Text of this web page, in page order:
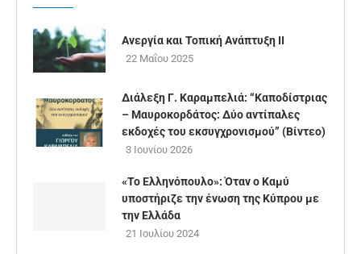
Ανεργία και Τοπική Ανάπτυξη ΙΙ
22 Μαΐου 2025
Διάλεξη Γ. Καραμπελιά: “Καποδίστριας
– Μαυροκορδάτος: Δύο αντίπαλες
εκδοχές του εκσυγχρονισμού” (Βίντεο)
3 Ιουνίου 2026
«Το Ελληνόπουλο»: Όταν ο Καμύ
υποστήριζε την ένωση της Κύπρου με
την Ελλάδα
21 Ιουλίου 2024